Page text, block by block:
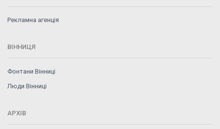
Рекламна агенція
ВІННИЦЯ
Фонтани Вінниці
Люди Вінниці
АРХІВ